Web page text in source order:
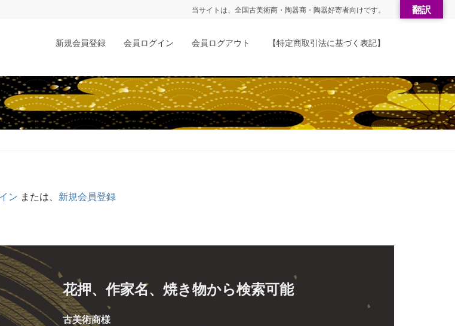
当サイトは、全国古美術商・陶器商・陶器好寄者向けです。
新規会員登録 会員ログイン 会員ログアウト 【特定商取引法に基づく表記】
ン または、 新規会員登録
花押、作家名、焼き物から検索可能
古美術商様
翻訳